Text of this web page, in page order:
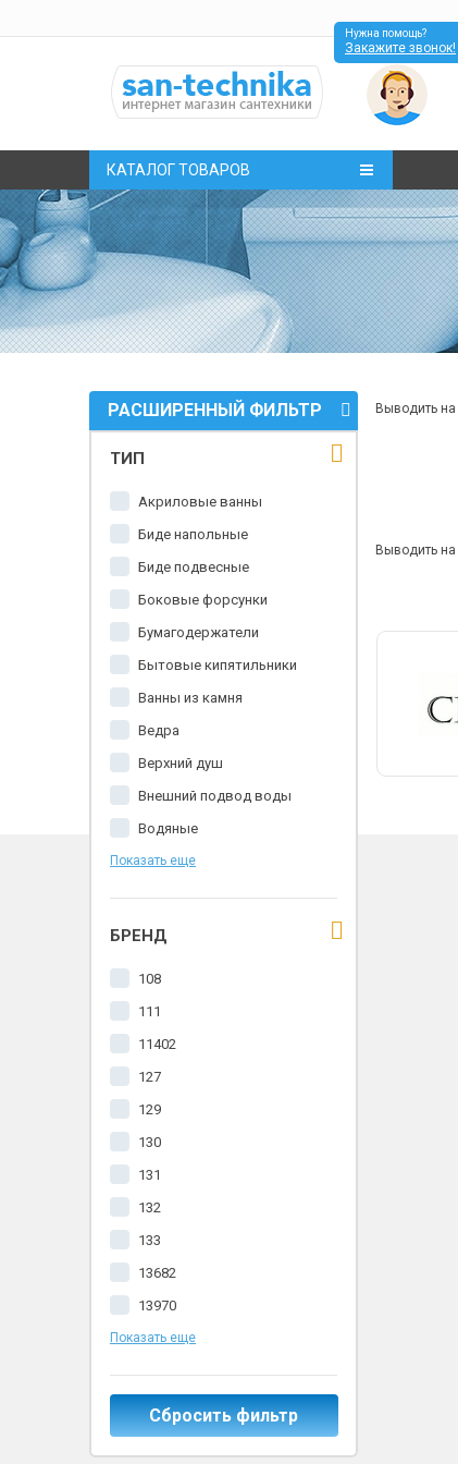
Нужна помощь?
Закажите звонок!
КАТАЛОГ ТОВАРОВ
РАСШИРЕННЫЙ ФИЛЬТР
ТИП
Акриловые ванны
Биде напольные
Биде подвесные
Боковые форсунки
Бумагодержатели
Бытовые кипятильники
Ванны из камня
Ведра
Верхний душ
Внешний подвод воды
Водяные
Показать еще
БРЕНД
108
111
11402
127
129
130
131
132
133
13682
13970
Показать еще
Сбросить фильтр
Выводить на
Выводить на